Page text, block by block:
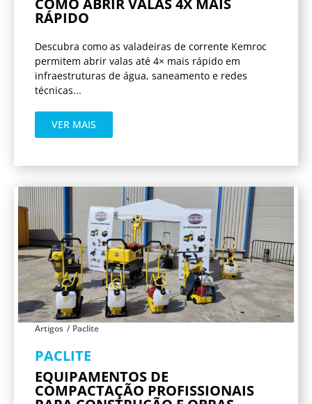
COMO ABRIR VALAS 4X MAIS
RÁPIDO
Descubra como as valadeiras de corrente Kemroc
permitem abrir valas até 4× mais rápido em
infraestruturas de água, saneamento e redes
técnicas...
VER MAIS
Artigos / Paclite
PACLITE
EQUIPAMENTOS DE
COMPACTAÇÃO PROFISSIONAIS